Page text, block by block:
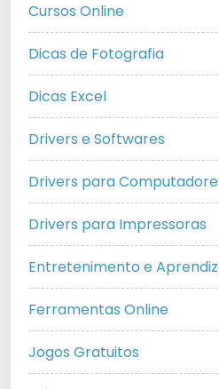
Cursos Online
Dicas de Fotografia
Dicas Excel
Drivers e Softwares
Drivers para
Drivers para Impressoras
Entretenimento e
Ferramentas Online
Jogos Gratuitos